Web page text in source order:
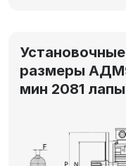
размеры
мин 2081